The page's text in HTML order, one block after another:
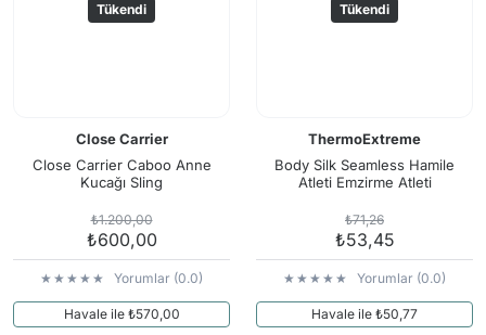
Tükendi
Close Carrier
Close Carrier Caboo Anne
Kucağı Sling
₺1.200,00
₺600,00
Yorumlar (0.0)
Havale ile ₺570,00
Tükendi
ThermoExtreme
Body Silk Seamless Hamile
Atleti Emzirme Atleti
₺71,26
₺53,45
Yorumlar (0.0)
Havale ile ₺50,77